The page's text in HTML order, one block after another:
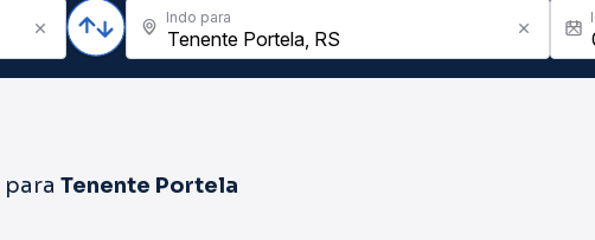
Indo para
para Tenente Portela